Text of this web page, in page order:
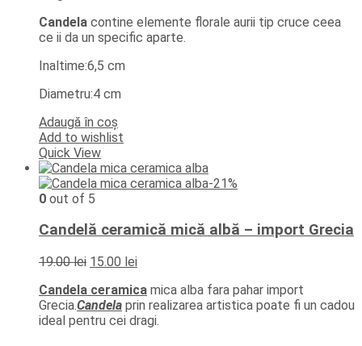
Candela contine elemente florale aurii tip cruce ceea
ce ii da un specific aparte.
Inaltime:6,5 cm
Diametru:4 cm
Adaugă în coș
Add to wishlist
Quick View
-21%
0 out of 5
Candelă ceramică mică albă – import Grecia
19.00lei Prețul
a
fost:
19.00 lei.
15.00 leiPrețul
este:
15.00 lei.
Candela ceramica mica alba fara pahar import
Grecia.Candela prin realizarea artistica poate fi un cadou
ideal pentru cei dragi.